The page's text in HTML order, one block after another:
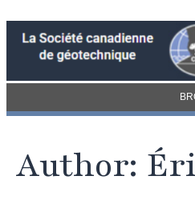
Author: